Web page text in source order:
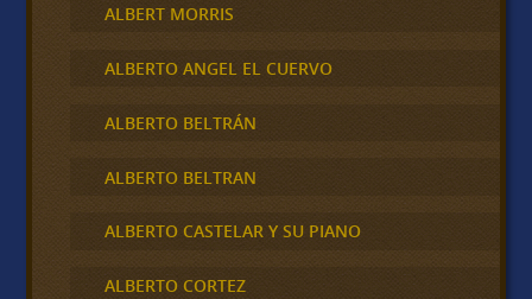
ALBERT MORRIS
ALBERTO ANGEL EL CUERVO
ALBERTO BELTRÁN
ALBERTO BELTRAN
ALBERTO CASTELAR Y SU PIANO
ALBERTO CORTEZ